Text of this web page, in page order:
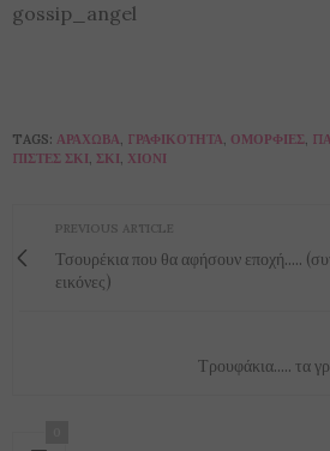
gossip_angel
TAGS: ΑΡΆΧΩΒΑ, ΓΡΑΦΙΚΌΤΗΤΑ, ΟΜΟΡΦΙΈΣ,
ΠΊΣΤΕΣ ΣΚΙ, ΣΚΙ, ΧΙΌΝΙ
PREVIOUS ARTICLE
Τσουρέκια που θα αφήσουν εποχή.....
εικόνες)
Τρουφάκια..... τα